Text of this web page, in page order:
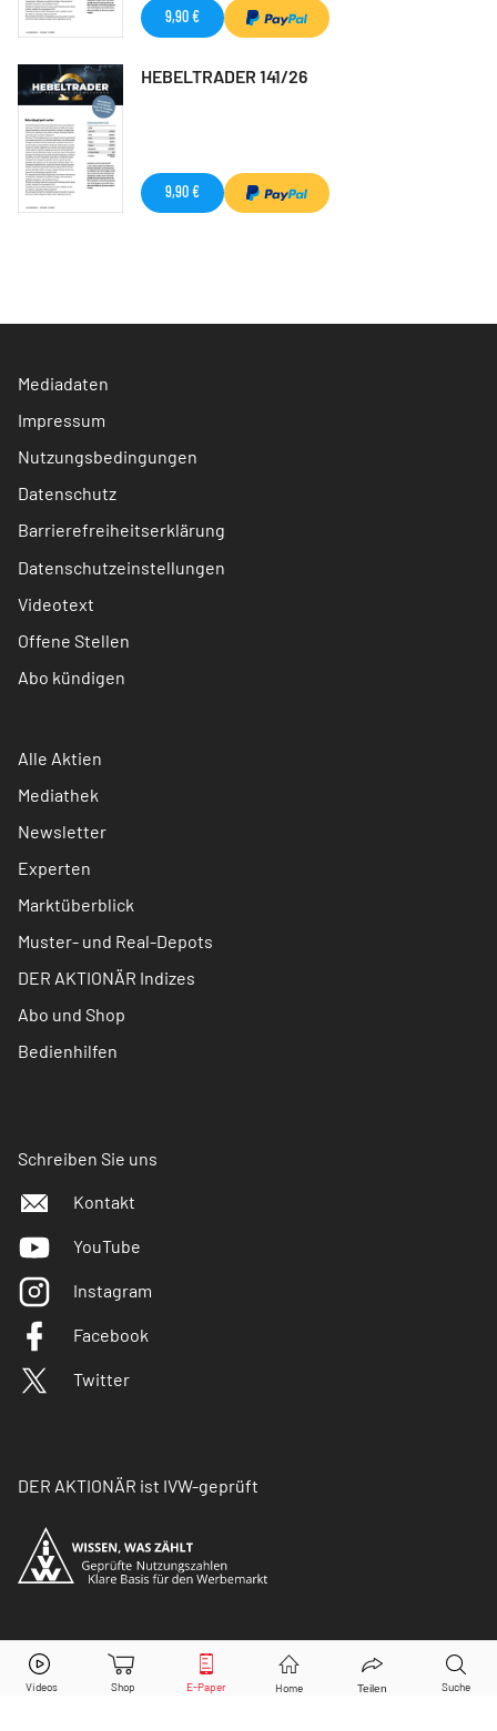
9,90 €
HEBELTRADER 141/26
9,90 €
Mediadaten
Impressum
Nutzungsbedingungen
Datenschutz
Barrierefreiheitserklärung
Datenschutzeinstellungen
Videotext
Offene Stellen
Abo kündigen
Alle Aktien
Mediathek
Newsletter
Experten
Marktüberblick
Muster- und Real-Depots
DER AKTIONÄR Indizes
Abo und Shop
Bedienhilfen
Schreiben Sie uns
Kontakt
YouTube
Instagram
Facebook
Twitter
DER AKTIONÄR ist IVW-geprüft
© Copyright 2026 Börsenmedien AG. Alle Rechte